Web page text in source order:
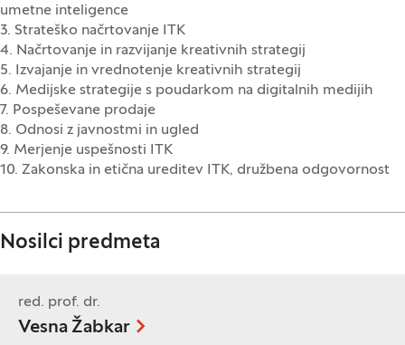
umetne inteligence
3. Strateško načrtovanje ITK
4. Načrtovanje in razvijanje kreativnih strategij
5. Izvajanje in vrednotenje kreativnih strategij
6. Medijske strategije s poudarkom na digitalnih medijih
7. Pospeševane prodaje
8. Odnosi z javnostmi in ugled
9. Merjenje uspešnosti ITK
10. Zakonska in etična ureditev ITK, družbena odgovornost
Nosilci predmeta
red. prof. dr.
Vesna Žabkar